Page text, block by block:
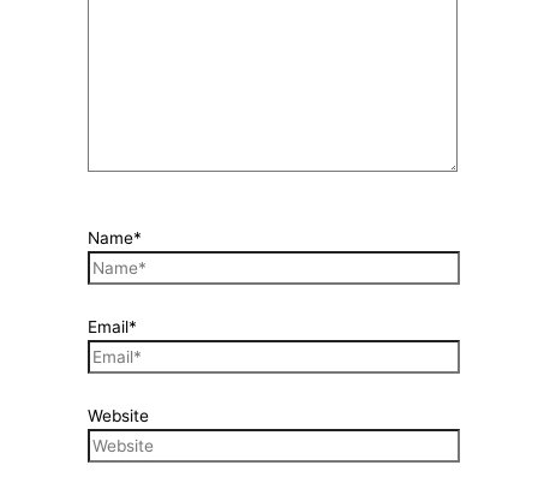
Name*
Email*
Website